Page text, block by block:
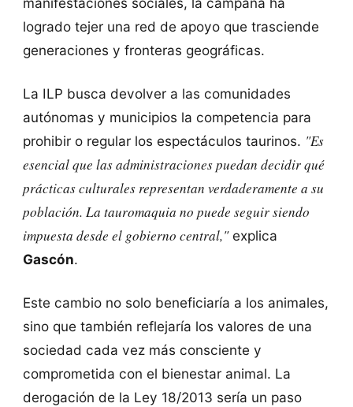
logrado tejer una red de apoyo que trasciende
generaciones y fronteras geográficas.
La ILP busca devolver a las comunidades
autónomas y municipios la competencia para
prohibir o regular los espectáculos taurinos. "Es
esencial que las administraciones puedan decidir qué
prácticas culturales representan verdaderamente a su
población. La tauromaquia no puede seguir siendo
impuesta desde el gobierno central,"explica
Gascón.
Este cambio no solo beneficiaría a los animales,
sino que también reflejaría los valores de una
sociedad cada vez más consciente y
comprometida con el bienestar animal. La
derogación de la Ley 18/2013 sería un paso